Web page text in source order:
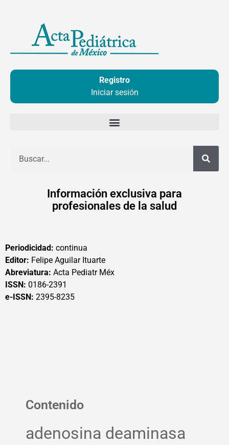
contenido
Registro
Iniciar sesión
Información exclusiva para
profesionales de la salud
Periodicidad: continua
Editor: Felipe Aguilar Ituarte
Abreviatura: Acta Pediatr Méx
ISSN: 0186-2391
e-ISSN: 2395-8235
Contenido
adenosina deaminasa